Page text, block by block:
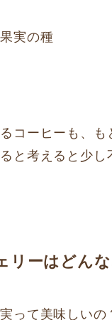
実の種
コーヒーも、も
と考えると少し
リーはどんな
って美味しいの